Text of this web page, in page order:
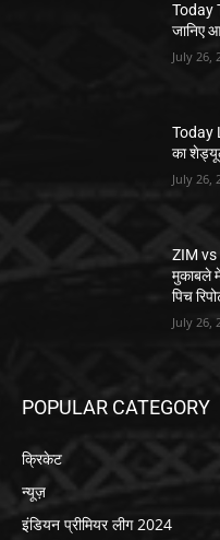
Today
जानिए
July 26,
Today
का
July 26,
ZIM
मुकाबले
पिच
July 26,
POPULAR CATEGORY
क्रिकेट
न्यूज़
इंडियन प्रीमियर लीग 2024